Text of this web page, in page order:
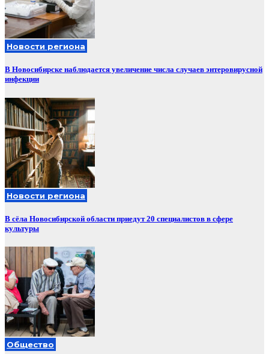
Новости региона
В Новосибирске наблюдается увеличение числа случаев энтеровирусной
инфекции
Новости региона
В сёла Новосибирской области приедут 20 специалистов в сфере
культуры
Общество